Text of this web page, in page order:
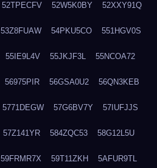
52TPECFV 52W5K0BY 52XXY91Q
53Z8FUAW 54PKU5CO 551HGV0S
55IE9L4V 55JKJF3L 55NCOA72
56975PIR 56GSA0U2 56QN3KEB
5771DEGW 57G6BV7Y 57IUFJJS
57Z141YR 584ZQC53 58G12L5U
59FRMR7X 59T11ZKH 5AFUR9TL